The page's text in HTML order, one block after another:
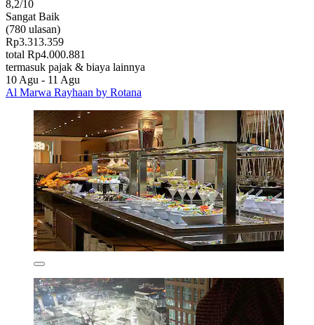
8,2/10
Sangat Baik
(780 ulasan)
Rp3.313.359
total Rp4.000.881
termasuk pajak & biaya lainnya
10 Agu - 11 Agu
Al Marwa Rayhaan by Rotana